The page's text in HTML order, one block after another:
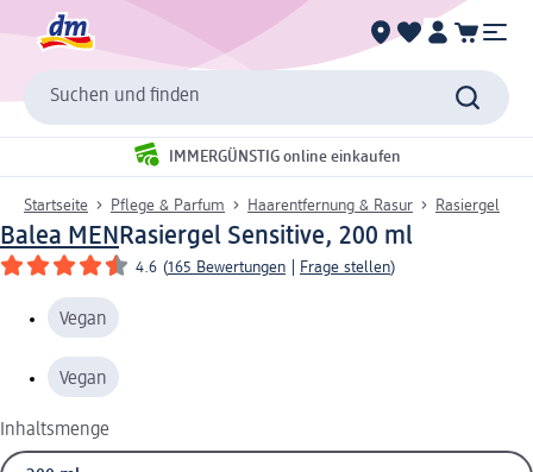
Suchen und finden
IMMERGÜNSTIG online einkaufen
Startseite Pflege & Parfum Haarentfernung & Rasur Rasiergel
Balea MENRasiergel Sensitive, 200 ml
4.6 (165 Bewertungen Frage stellen)
Vegan
Vegan
Inhaltsmenge